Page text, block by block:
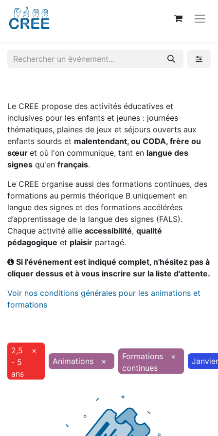
Le CREE propose des activités éducatives et
inclusives pour les enfants et jeunes : journées
thématiques, plaines de jeux et séjours ouverts aux
enfants sourds et malentendant, ou CODA, frère ou
sœur et où l'on communique, tant en langue des
signes qu'en français.
Le CREE organise aussi des formations continues, des
formations au permis théorique B uniquement en
langue des signes et des formations accélérées
d’apprentissage de la langue des signes (FALS).
Chaque activité allie accessibilité, qualité
pédagogique et plaisir partagé.
Si l'événement est indiqué complet, n'hésitez pas à
cliquer dessus et à vous inscrire sur la liste d'attente.
Voir nos conditions générales pour les animations et
formations
2,5
- 5
ans
×
Animations
×
Formations
continues
× Janvier